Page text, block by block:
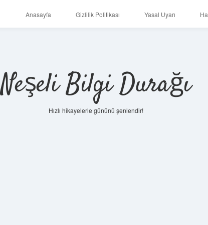
Anasayfa Gizlilik Politikası Yasal Uyarı
Neşeli Bilgi Durağı
Hızlı hikayelerle gününü şenlendir!